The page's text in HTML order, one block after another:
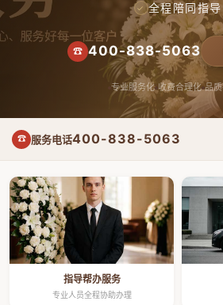
✓ 全程陪同指导
☎ 400-838-5063
专业服务化 收费合理化 品
☎ 服务电话400-838-5063
指导帮办服务
专业人员全程协助办理